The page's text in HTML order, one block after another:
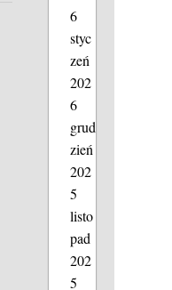
6
styc
zeń
202
6
grud
zień
202
5
listo
pad
202
5